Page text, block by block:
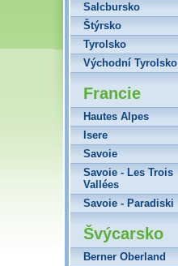
Salcbursko
Štýrsko
Tyrolsko
Východní Tyrolsko
Francie
Hautes Alpes
Isere
Savoie
Savoie - Les Trois
Vallées
Savoie - Paradiski
Švýcarsko
Berner Oberland